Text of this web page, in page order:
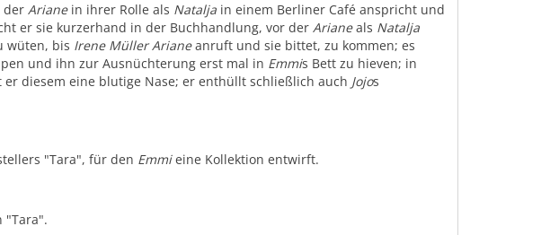
der Arianein ihrer Rolle als Nataljain einem Berliner Café anspricht und
er sie kurzerhand in der Buchhandlung, vor der Arianeals Natalja
wüten, bis Irene Müller Arianeanruft und sie bittet, zu kommen; es
und ihn zur Ausnüchterung erst mal in Emmis Bett zu hieven; in
diesem eine blutige Nase; er enthüllt schließlich auch Jojos
"Tara", für den Emmieine Kollektion entwirft.
"Tara".